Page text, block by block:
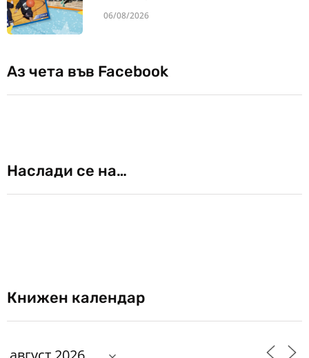
06/08/2026
Аз чета във Facebook
Наслади се на…
Книжен календар